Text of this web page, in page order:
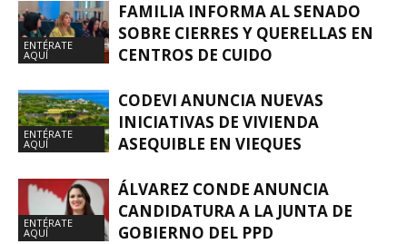
ENTÉRATE
AQUÍ
FAMILIA INFORMA AL SENADO
SOBRE CIERRES Y QUERELLAS EN
CENTROS DE CUIDO
ENTÉRATE
AQUÍ
CODEVI ANUNCIA NUEVAS
INICIATIVAS DE VIVIENDA
ASEQUIBLE EN VIEQUES
ENTÉRATE
AQUÍ
ÁLVAREZ CONDE ANUNCIA
CANDIDATURA A LA JUNTA DE
GOBIERNO DEL PPD